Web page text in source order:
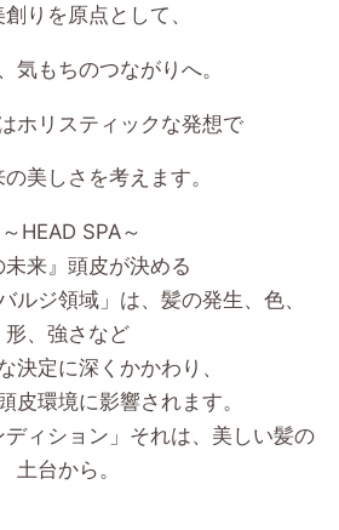
りを原点として、
気もちのつながりへ。
ホリスティックな発想で
美しさを考えます。
～HEAD SPA～
未来』頭皮が決める
ルジ領域」は、髪の発生、色、
形、強さなど
決定に深くかかわり、
皮環境に影響されます。
ディション」それは、美しい髪の
土台から。